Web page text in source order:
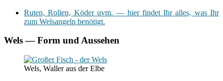
Ruten, Rol­len, Köder uvm. — hier fin­det Ihr alles, was Ihr
zum Wel­s­an­geln benötigt.
Wels — Form und Aussehen
Wels, Wal­ler aus der Elbe